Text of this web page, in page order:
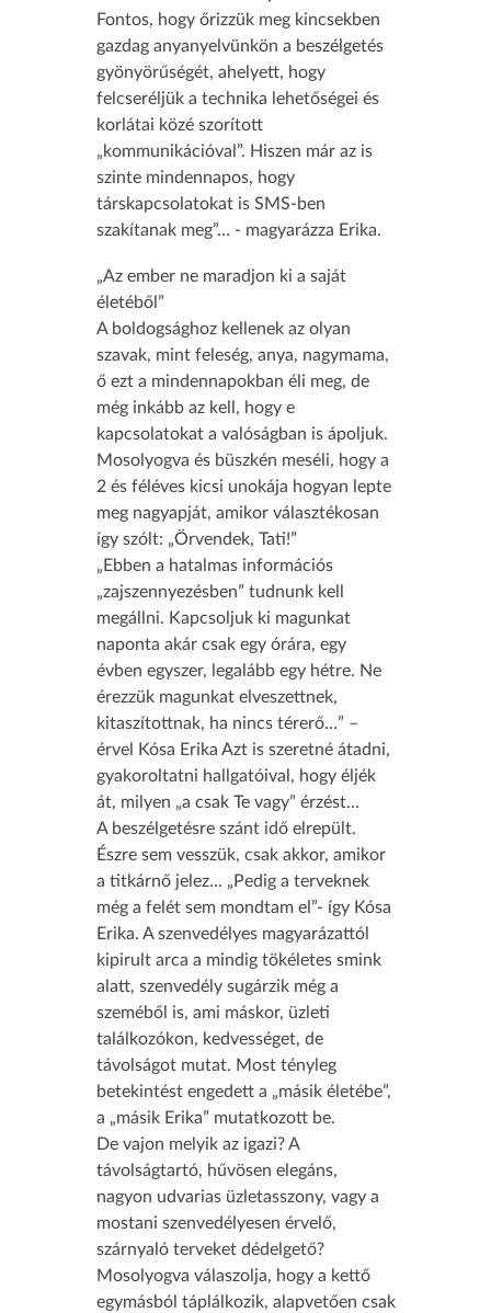
Fontos, hogy őrizzük meg kincsekben
gazdag anyanyelvünkön a beszélgetés
gyönyörűségét, ahelyett, hogy
felcseréljük a technika lehetőségei és
korlátai közé szorított
„kommunikációval”. Hiszen már az is
szinte mindennapos, hogy
társkapcsolatokat is SMS-ben
szakítanak meg”… - magyarázza Erika.
„Az ember ne maradjon ki a saját
életéből”
A boldogsághoz kellenek az olyan
szavak, mint feleség, anya, nagymama,
ő ezt a mindennapokban éli meg, de
még inkább az kell, hogy e
kapcsolatokat a valóságban is ápoljuk.
Mosolyogva és büszkén meséli, hogy a
2 és féléves kicsi unokája hogyan lepte
meg nagyapját, amikor választékosan
így szólt: „Örvendek, Tati!”
„Ebben a hatalmas információs
„zajszennyezésben” tudnunk kell
megállni. Kapcsoljuk ki magunkat
naponta akár csak egy órára, egy
évben egyszer, legalább egy hétre. Ne
érezzük magunkat elveszettnek,
kitaszítottnak, ha nincs térerő…” –
érvel Kósa Erika Azt is szeretné átadni,
gyakoroltatni hallgatóival, hogy éljék
át, milyen „a csak Te vagy” érzést...
A beszélgetésre szánt idő elrepült.
Észre sem vesszük, csak akkor, amikor
a titkárnő jelez… „Pedig a terveknek
még a felét sem mondtam el”- így Kósa
Erika. A szenvedélyes magyarázattól
kipirult arca a mindig tökéletes smink
alatt, szenvedély sugárzik még a
szeméből is, ami máskor, üzleti
találkozókon, kedvességet, de
távolságot mutat. Most tényleg
betekintést engedett a „másik életébe”,
a „másik Erika” mutatkozott be.
De vajon melyik az igazi? A
távolságtartó, hűvösen elegáns,
nagyon udvarias üzletasszony, vagy a
mostani szenvedélyesen érvelő,
szárnyaló terveket dédelgető?
Mosolyogva válaszolja, hogy a kettő
egymásból táplálkozik, alapvetően csak